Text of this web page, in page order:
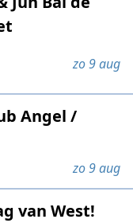
zo 9 aug
Angel /
zo 9 aug
van West!